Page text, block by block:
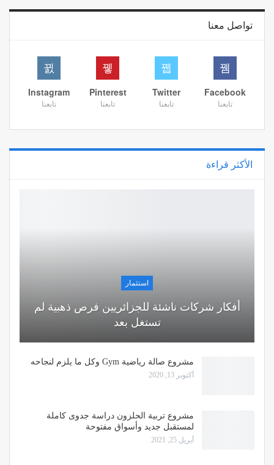
تواصل معنا
Facebook
تابعنا
Twitter
تابعنا
Pinterest
تابعنا
Instagram
تابعنا
الأكثر قراءة
استثمار
أفكار شركات ناشئة للجزائريين فرص ذهبية لم
تستغل بعد
مشروع صالة رياضية Gym وكل ما يلزم لنجاحه
أكتوبر 13, 2020
مشروع تربية الحلزون دراسة جدوى كاملة
لمستقبل جديد وأسواق مفتوحة
أبريل 25, 2021